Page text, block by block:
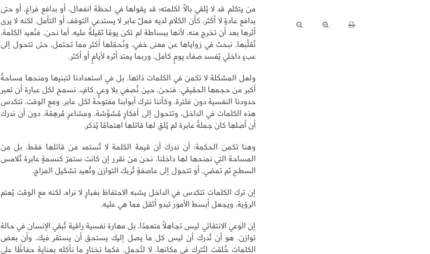
من يتكلم قد لا يُلقي بالًا لكلمته؛ قد يقولها في لحظة انفعال، أو بدافع فراغ، أو حتى
بدافع عادةٍ لا أكثر، كأن الكلام لديه فعلٌ عابر لا يستدعي التوقف أو التأمل. لكنه لا يرى
أثرها بعد أن تخرج منه، لأنها ببساطة لم تكن يومًا ثقيلةً عليه. أما نحن، فنُعيد الكلمة،
نُقلّبها، نبحث في زواياها عن معنى خفي، ونُحمّلها أكثر مما تحتمل، حتى تتحول إلى
عبءٍ داخلي يُفسد صفاء يومٍ كامل، وربما يمتد أثره لأيامٍ أو أكثر.
ولعل المشكلة لا تكمن في الكلمات ذاتها، بل في استعدادنا لتبنيها ومنحها مساحةً
أكبر من حجمها الحقيقي. فنحن، حين نُصغي بلا وعيٍ كافٍ، نسمح لكل عبارة أن تعبر
حدودنا النفسية دون فلترة، وكأننا نترك أبوابنا مفتوحة لكل عابر. ومع الوقت، تتكدس
هذه الكلمات في الداخل، وتتحول إلى أفكارٍ مُشوِّشة، ومشاعرٍ مُرهِقة، دون أن ندرك
أن أصلها كان جملةً عابرة لم يُلقِ لها قائلها اهتمامًا يُذكر.
وهنا تكمن الحكمة: أن ندرك أن قيمة الكلمة لا تُستمد من قائلها فقط، بل من
المساحة التي نمنحها لها داخلنا. نحن من نقرر إن كانت ستمرّ كنسمةٍ عابرة تُلامس
السطح ثم تمضي، أو تتحول إلى عاصفةٍ تُربك التوازن وتُعيد تشكيل المزاج.
إن ترك الكلمات تتكدس في الداخل يشبه الاحتفاظ بغبارٍ لا نراه، لكنه مع الوقت يُعتم
الرؤية، ويجعل أبسط الأمور تبدو أثقل مما هي عليه.
إن الوعي الانتقائي ليس تجاهلًا متعمدًا، بل مهارة نفسية راقية تُبقي الإنسان في حالة
توازن. هو أن تُدرك أن ليس كل ما يصل إليك يستحق أن يستقر فيك، وأن بعض
الكلمات خُلقت لتُترك في مكانها، لا لتُحمل. فكما نختار ما نأكله بعناية حفاظًا على